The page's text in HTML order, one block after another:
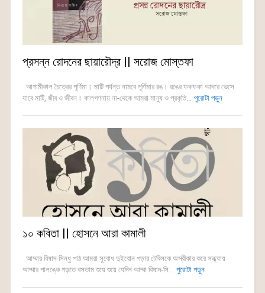
প্রসন্ন রোদনের ছায়ারৌদ্র || সরোজ মোস্তফা
আগামীকাল চৈত্রের পূর্ণিমা। মাটি পর্যন্ত নামবে পূর্ণিমার রঙ। রঙের ফকফকা আদরে ভেসে
যাবে মাটি, জীব ও জীবন। কালগণনায় না-থেকে আমরা মানুষ ও প্রকৃতি... পুরোটা পড়ুন
১০ কবিতা || হোসনে আরা কামালী
আম্মার বিষাদ-সিন্ধু পাঠ আমরা সুবোধ দুইবোন পড়ার টেবিলকে অস্বীকার করে সন্ধ্যায়
আম্মার পালঙ্কে পড়তে বসতাম শুয়ে শুয়ে যেদিন আম্মা বিষাদ-সি... পুরোটা পড়ুন